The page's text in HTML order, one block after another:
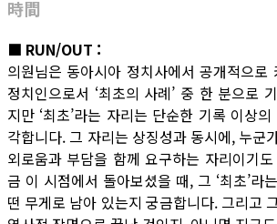
時間
■ RUN/OUT :
의원님은 동아시아 정치사에서 공개적으로
정치인으로서 ‘최초의 사례’ 중 한 분으로
지만 ‘최초’라는 자리는 단순한 기록 이상
각합니다. 그 자리는 상징성과 동시에, 누군
외로움과 부담을 함께 요구하는 자리이기
금 이 시점에서 돌아보셨을 때, 그 ‘최초’라
떤 무게로 남아 있는지 궁금합니다. 그리고